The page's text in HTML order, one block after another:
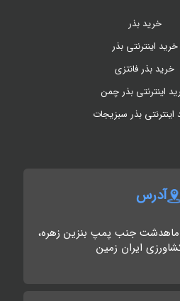
خرید بذر
خرید اینترنتی بذر
خرید بذر فانتزی
اینترنتی بذر چمن
اینترنتی بذر سبزیجات
آدرس
ماهدشت جنب پمپ بنزین زهره،
ایران زمین